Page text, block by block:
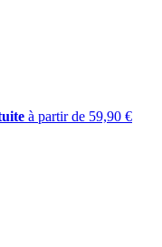
à partir de 59,90 €